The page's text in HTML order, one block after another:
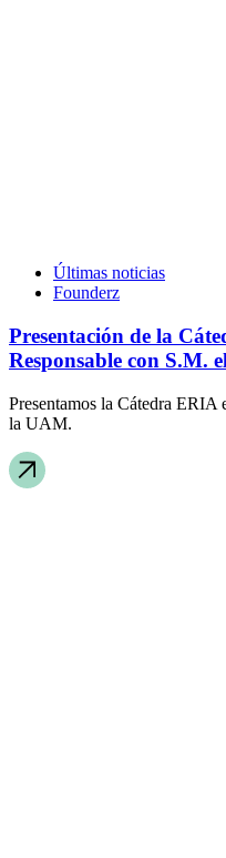
Últimas noticias
Founderz
Presentación de la
Responsable con S.M.
Presentamos la Cátedra
la UAM.